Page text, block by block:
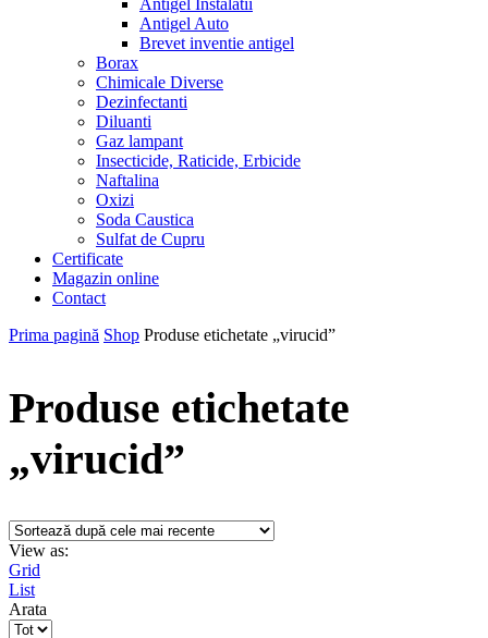
Antigel Instalatii
Antigel Auto
Brevet inventie antigel
Borax
Chimicale Diverse
Dezinfectanti
Diluanti
Gaz lampant
Insecticide, Raticide, Erbicide
Naftalina
Oxizi
Soda Caustica
Sulfat de Cupru
Certificate
Magazin online
Contact
Prima pagină Shop Produse etichetate „virucid”
Produse etichetate
„virucid”
View as:
Grid
List
Arata
Products